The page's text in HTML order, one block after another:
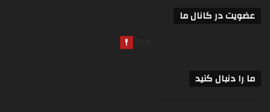
عضویت در کانال ما
ما را دنبال کنید